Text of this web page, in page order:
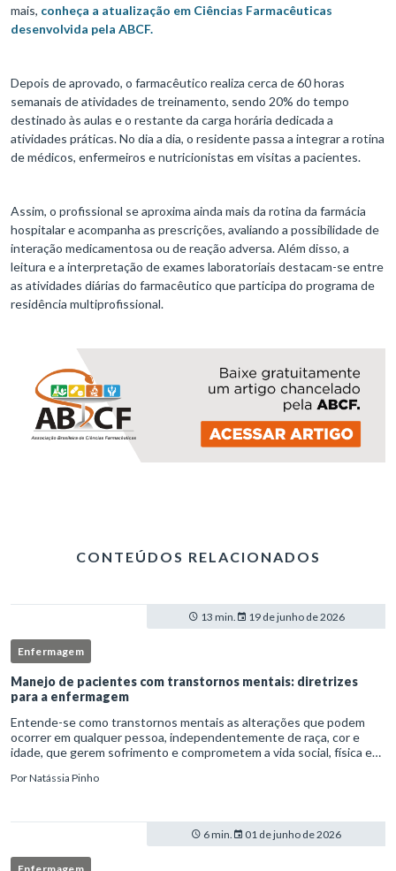
mais, conheça a atualização em Ciências Farmacêuticas
desenvolvida pela ABCF.
Depois de aprovado, o farmacêutico realiza cerca de 60 horas
semanais de atividades de treinamento, sendo 20% do tempo
destinado às aulas e o restante da carga horária dedicada a
atividades práticas. No dia a dia, o residente passa a integrar a rotina
de médicos, enfermeiros e nutricionistas em visitas a pacientes.
Assim, o profissional se aproxima ainda mais da rotina da farmácia
hospitalar e acompanha as prescrições, avaliando a possibilidade de
interação medicamentosa ou de reação adversa. Além disso, a
leitura e a interpretação de exames laboratoriais destacam-se entre
as atividades diárias do farmacêutico que participa do programa de
residência multiprofissional.
CONTEÚDOS RELACIONADOS
13 min. 19 de junho de 2026
Enfermagem
Manejo de pacientes com transtornos mentais: diretrizes
para a enfermagem
Entende-se como transtornos mentais as alterações que podem
ocorrer em qualquer pessoa, independentemente de raça, cor e
idade, que gerem sofrimento e comprometem a vida social, física e
PorNatássia Pinho
6 min. 01 de junho de 2026